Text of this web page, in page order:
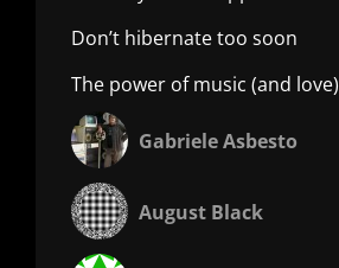
Don’t hibernate too soon
The power of music (and love)
Gabriele Asbesto
August Black